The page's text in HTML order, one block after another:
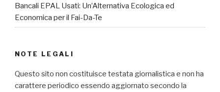
Bancali EPAL Usati: Un’Alternativa Ecologica ed
Economica per il Fai-Da-Te
NOTE LEGALI
Questo sito non costituisce testata giornalistica e non ha
carattere periodico essendo aggiornato secondo la